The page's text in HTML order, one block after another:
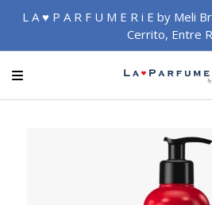
L A ♥ P A R F U M E R i E by Meli
Cerrito, Entre